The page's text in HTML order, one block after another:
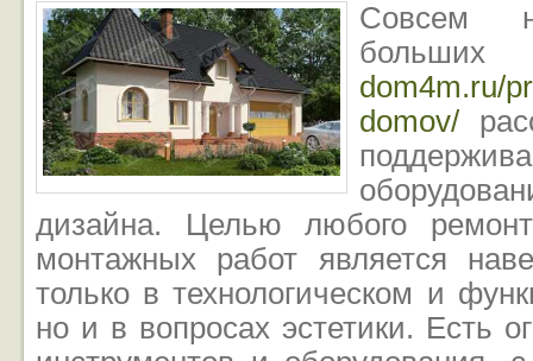
Совсем
dom4m.ru/
domov/
дизайна. Целью любого
монтажных работ является
только в технологическом и
но и в вопросах эстетики. Есть